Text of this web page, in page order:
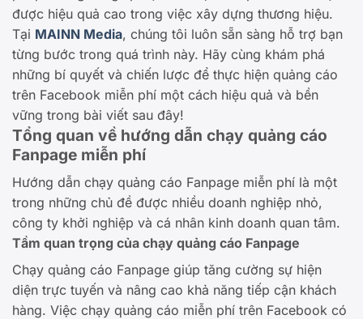
được hiệu quả cao trong việc xây dựng thương hiệu.
Tại MAINN Media, chúng tôi luôn sẵn sàng hỗ trợ bạn
từng bước trong quá trình này. Hãy cùng khám phá
những bí quyết và chiến lược để thực hiện quảng cáo
trên Facebook miễn phí một cách hiệu quả và bền
vững trong bài viết sau đây!
Tổng quan về hướng dẫn chạy quảng cáo
Fanpage miễn phí
Hướng dẫn chạy quảng cáo Fanpage miễn phí là một
trong những chủ đề được nhiều doanh nghiệp nhỏ,
công ty khởi nghiệp và cá nhân kinh doanh quan tâm.
Tầm quan trọng của chạy quảng cáo Fanpage
Chạy quảng cáo Fanpage giúp tăng cường sự hiện
diện trực tuyến và nâng cao khả năng tiếp cận khách
hàng. Việc chạy quảng cáo miễn phí trên Facebook có